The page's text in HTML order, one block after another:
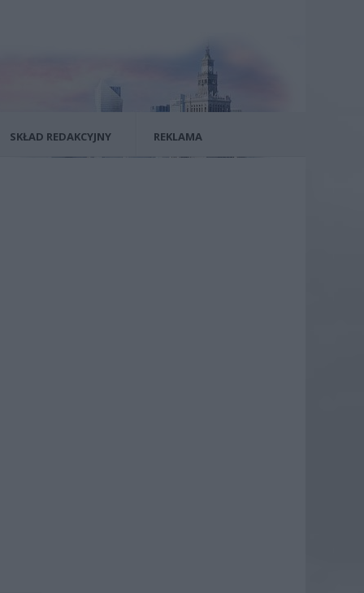
SKŁAD REDAKCYJNY REKLAMA